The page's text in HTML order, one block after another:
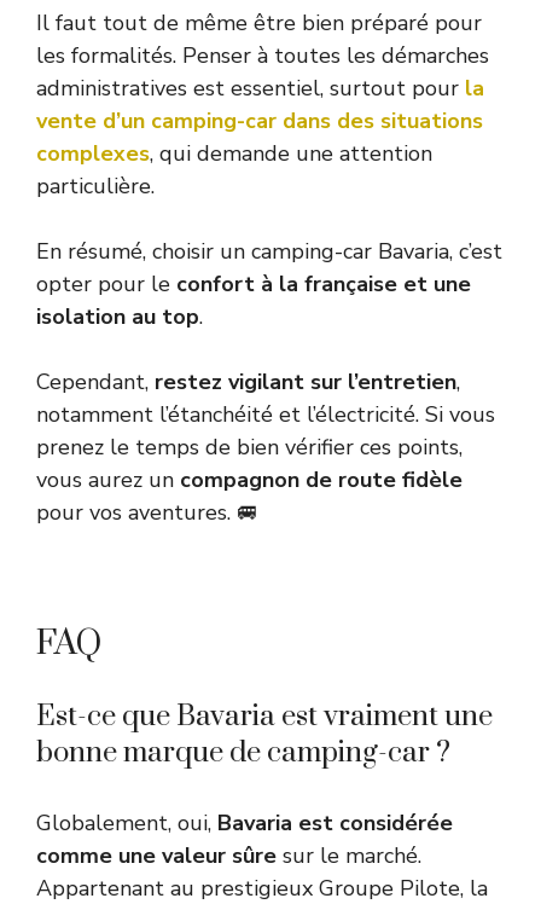
Il faut tout de même être bien préparé pour
les formalités. Penser à toutes les démarches
administratives est essentiel, surtout pour la
vente d’un camping-car dans des situations
complexes, qui demande une attention
particulière.
En résumé, choisir un camping-car Bavaria, c’est
opter pour le confort à la française et une
isolation au top.
Cependant, restez vigilant sur l’entretien,
notamment l’étanchéité et l’électricité. Si vous
prenez le temps de bien vérifier ces points,
vous aurez un compagnon de route fidèle
pour vos aventures. 🚐
FAQ
Est-ce que Bavaria est vraiment une
bonne marque de camping-car ?
Globalement, oui, Bavaria est considérée
comme une valeur sûre sur le marché.
Appartenant au prestigieux Groupe Pilote, la